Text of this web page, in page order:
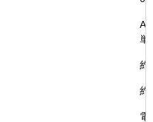
単
約
約
電